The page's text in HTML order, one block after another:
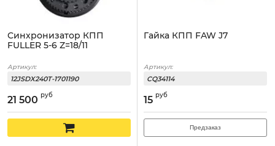
Синхронизатор КПП
FULLER 5-6 Z=18/11
Артикул:
12JSDX240T-1701190
21 500 руб
Гайка КПП FAW J7
Артикул:
CQ34114
15 руб
Предзаказ